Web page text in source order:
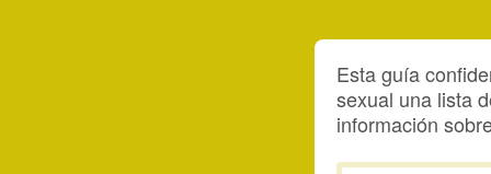
Esta guía
sexual una lista
información